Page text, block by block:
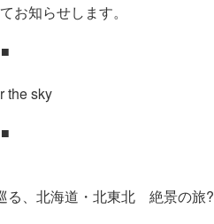
お知らせします。
the sky
、北海道・北東北 絶景の旅?